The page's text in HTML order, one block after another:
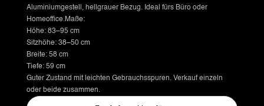
Aluminiumgestell, hellgrauer Bezug. Ideal fürs Büro oder
Homeoffice.Maße:
Höhe: 83–95 cm
Sitzhöhe: 38–50 cm
Breite: 58 cm
Tiefe: 59 cm
Guter Zustand mit leichten Gebrauchsspuren. Verkauf einzeln
oder beide zusammen.